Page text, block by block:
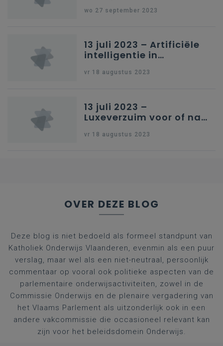
wo 27 september 2023
13 juli 2023 – Artificiële
intelligentie in
vr 18 augustus 2023
13 juli 2023 –
Luxeverzuim voor of na
vr 18 augustus 2023
OVER DEZE BLOG
Deze blog is niet bedoeld als formeel standpunt van
Katholiek Onderwijs Vlaanderen, evenmin als een puur
verslag, maar wel als een niet-neutraal, persoonlijk
commentaar op vooral ook politieke aspecten van de
parlementaire onderwijsactiviteiten, zowel in de
Commissie Onderwijs en de plenaire vergadering van
het Vlaams Parlement als uitzonderlijk ook in een
andere vakcommissie die occasioneel relevant kan
zijn voor het beleidsdomein Onderwijs.